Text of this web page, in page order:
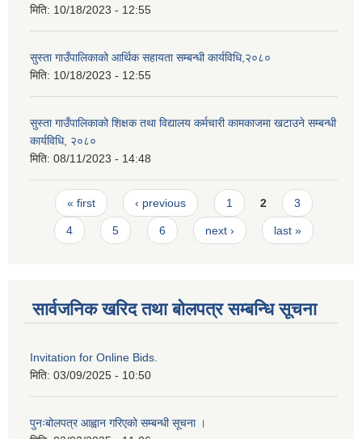
मिति: 10/18/2023 - 12:55
सुस्ता गाउँपालिकाको आर्थिक सहायता सम्बन्धी कार्यविधि,२०८०
मिति: 10/18/2023 - 12:55
सुस्ता गाउँपालिकाको शिक्षक तथा विद्यालय कर्मचारी कामकाजमा खटाउने सम्बन्धी
कार्यविधि, २०८०
मिति: 08/11/2023 - 14:48
Pages
« first ‹ previous 1 2 3
4 5 6 next › last »
सार्वजनिक खरिद तथा बोलपत्र सम्बन्धि सूचना
Invitation for Online Bids.
मिति: 03/09/2025 - 10:50
पुनःबोलपत्र आह्वान गरिएको सम्बन्धी सूचना ।